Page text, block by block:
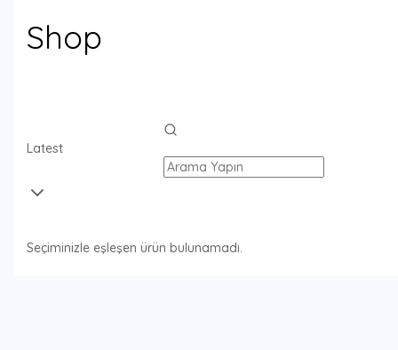
Shop
Latest
Seçiminizle eşleşen ürün bulunamadı.